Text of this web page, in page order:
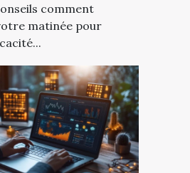
comment
matinée pour